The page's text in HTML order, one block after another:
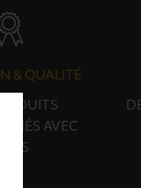
& QUALITÉ
AVEC